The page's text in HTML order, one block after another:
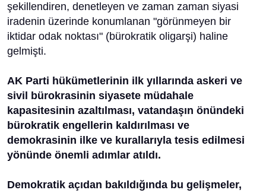
şekillendiren, denetleyen ve zaman zaman siyasi
iradenin üzerinde konumlanan "görünmeyen bir
iktidar odak noktası" (bürokratik oligarşi) haline
gelmişti.
AK Parti hükümetlerinin ilk yıllarında askeri ve
sivil bürokrasinin siyasete müdahale
kapasitesinin azaltılması, vatandaşın önündeki
bürokratik engellerin kaldırılması ve
demokrasinin ilke ve kurallarıyla tesis edilmesi
yönünde önemli adımlar atıldı.
Demokratik açıdan bakıldığında bu gelişmeler,